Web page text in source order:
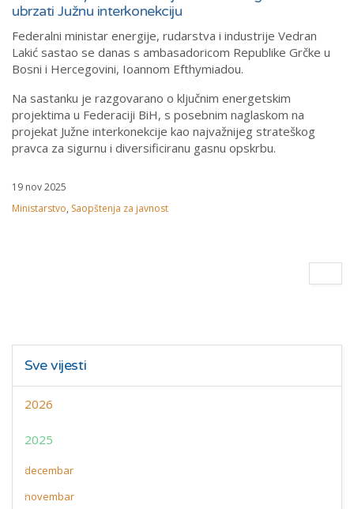
ubrzati Južnu interkonekciju
Federalni ministar energije, rudarstva i industrije Vedran
Lakić sastao se danas s ambasadoricom Republike Grčke u
Bosni i Hercegovini, Ioannom Efthymiadou.
Na sastanku je razgovarano o ključnim energetskim
projektima u Federaciji BiH, s posebnim naglaskom na
projekat Južne interkonekcije kao najvažnijeg strateškog
pravca za sigurnu i diversificiranu gasnu opskrbu.
19 nov 2025
Ministarstvo, Saopštenja za javnost
Sve vijesti
2026
2025
decembar
novembar